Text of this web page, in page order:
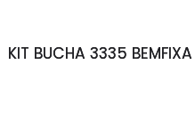
KIT BUCHA 3335 BEMFIXA